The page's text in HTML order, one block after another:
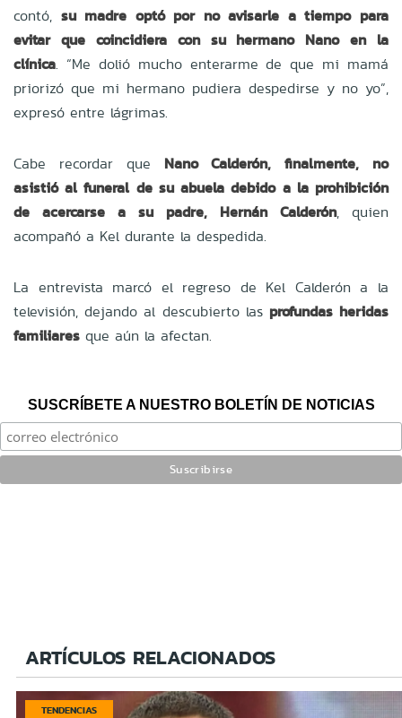
contó, su madre optó por no avisarle a tiempo para
evitar que coincidiera con su hermano Nano en la
clínica. “Me dolió mucho enterarme de que mi mamá
priorizó que mi hermano pudiera despedirse y no yo”,
expresó entre lágrimas.
Cabe recordar que Nano Calderón, finalmente, no
asistió al funeral de su abuela debido a la prohibición
de acercarse a su padre, Hernán Calderón, quien
acompañó a Kel durante la despedida.
La entrevista marcó el regreso de Kel Calderón a la
televisión, dejando al descubierto lasprofundas heridas
familiares que aún la afectan.
SUSCRÍBETE A NUESTRO BOLETÍN DE NOTICIAS
ARTÍCULOS RELACIONADOS
TENDENCIAS